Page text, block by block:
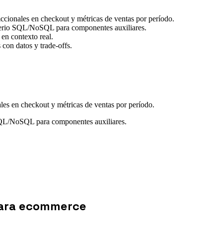
en checkout y métricas de ventas por período.
SQL/NoSQL para componentes auxiliares.
contexto real.
datos y trade-offs.
en checkout y métricas de ventas por período.
NoSQL para componentes auxiliares.
ecommerce